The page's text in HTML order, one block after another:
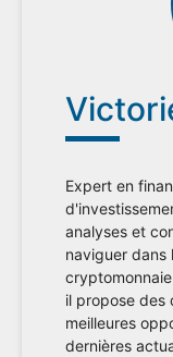
Expert en
analyses et
naviguer dans
il propose des
meilleures
dernières